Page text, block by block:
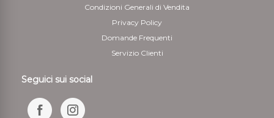
Condizioni Generali di Vendita
Privacy Policy
Domande Frequenti
Servizio Clienti
Seguici sui social